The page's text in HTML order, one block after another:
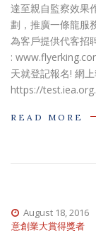
達至親自監察效果
劃，推廣一條龍服
為客戶提供代客招
:
天就登記報名! 網
https://
READ MORE
August 18, 2016
意創業大賞得獎者